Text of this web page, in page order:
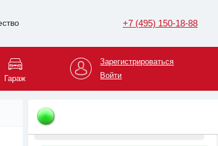
+7 (495) 150-18-88
Гараж
Зарегистрироваться
Войти
Ответ менеджера:
подшипником на
(WDB201*****)